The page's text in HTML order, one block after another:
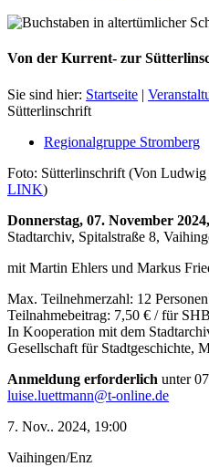
Von der Kurrent- zur
Sie sind hier: Startseite |
Sütterlinschrift
Regionalgruppe Stromberg
Foto: Sütterlinschrift (Von Ludwig
LINK)
Donnerstag, 07. November
Stadtarchiv, Spitalstraße 8,
mit Martin Ehlers und Markus
Max. Teilnehmerzahl: 12 Personen
Teilnahmebeitrag: 7,50 € / für
In Kooperation mit dem
Gesellschaft für Stadtgeschichte,
Anmeldung erforderlich unter
luise.luettmann@t-online.de
7. Nov.. 2024, 19:00
Vaihingen/Enz